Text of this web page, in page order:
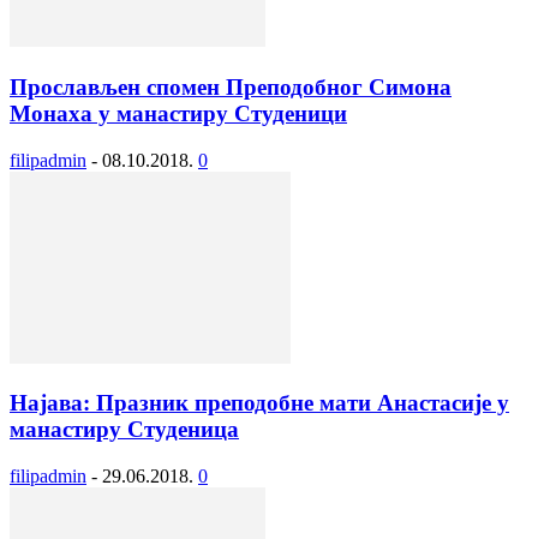
Прослављен спомен Преподобног Симона
Монаха у манастиру Студеници
filipadmin - 08.10.2018. 0
Најава: Празник преподобне мати Анастасије у
манастиру Студеница
filipadmin - 29.06.2018. 0